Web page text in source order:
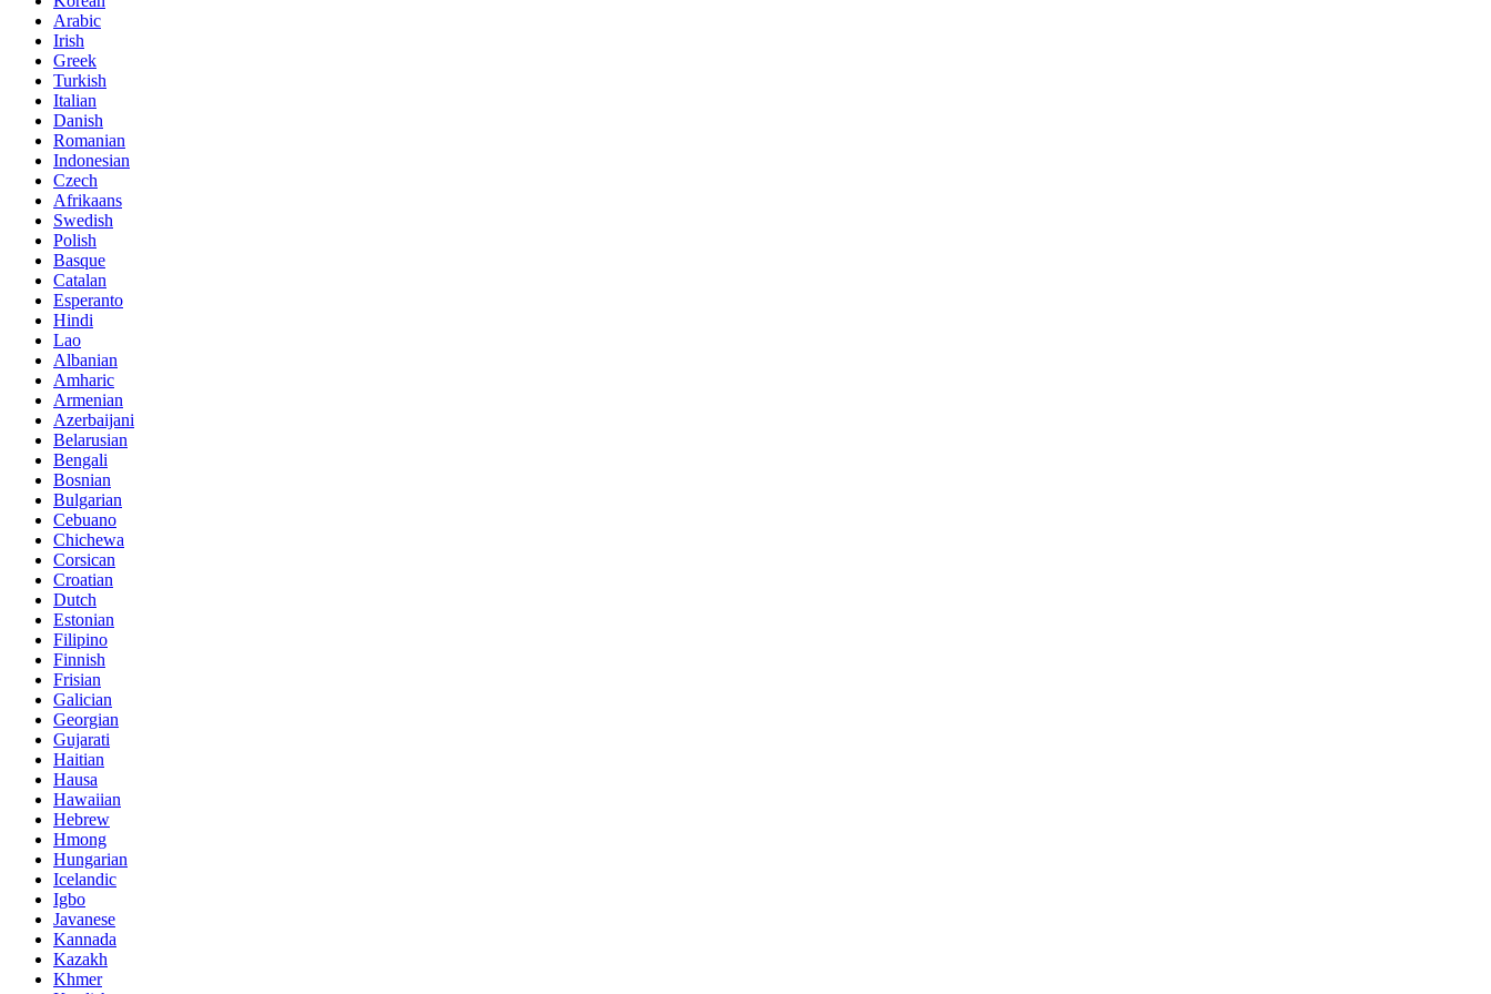
Arabic
Irish
Greek
Turkish
Italian
Danish
Romanian
Indonesian
Czech
Afrikaans
Swedish
Polish
Basque
Catalan
Esperanto
Hindi
Lao
Albanian
Amharic
Armenian
Azerbaijani
Belarusian
Bengali
Bosnian
Bulgarian
Cebuano
Chichewa
Corsican
Croatian
Dutch
Estonian
Filipino
Finnish
Frisian
Galician
Georgian
Gujarati
Haitian
Hausa
Hawaiian
Hebrew
Hmong
Hungarian
Icelandic
Igbo
Javanese
Kannada
Kazakh
Khmer